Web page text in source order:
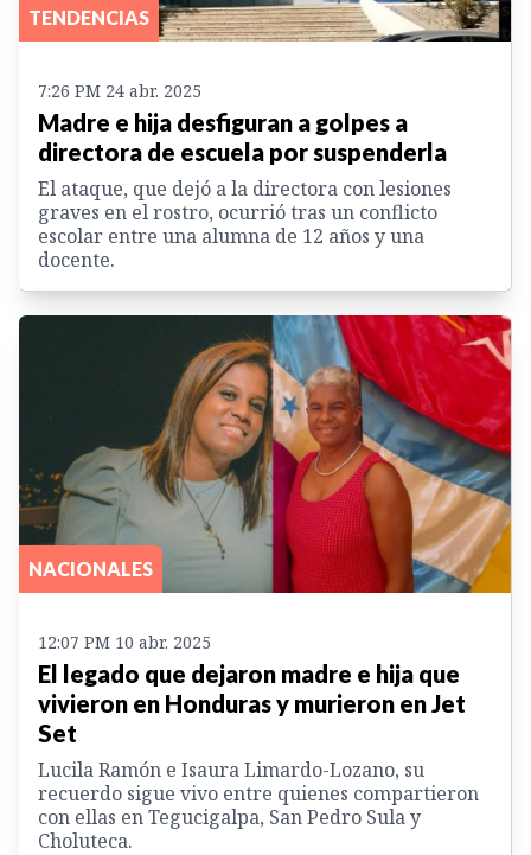
TENDENCIAS
7:26 PM 24 abr. 2025
Madre e hija desfiguran a golpes a
directora de escuela por suspenderla
El ataque, que dejó a la directora con lesiones
graves en el rostro, ocurrió tras un conflicto
escolar entre una alumna de 12 años y una
docente.
NACIONALES
12:07 PM 10 abr. 2025
El legado que dejaron madre e hija que
vivieron en Honduras y murieron en Jet
Set
Lucila Ramón e Isaura Limardo-Lozano, su
recuerdo sigue vivo entre quienes compartieron
con ellas en Tegucigalpa, San Pedro Sula y
Choluteca.